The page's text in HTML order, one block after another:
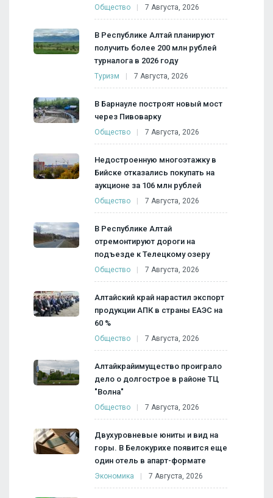
Общество 7 Августа, 2026
В Республике Алтай планируют
получить более 200 млн рублей
турналога в 2026 году
Туризм 7 Августа, 2026
В Барнауле построят новый мост
через Пивоварку
Общество 7 Августа, 2026
Недостроенную многоэтажку в
Бийске отказались покупать на
аукционе за 106 млн рублей
Общество 7 Августа, 2026
В Республике Алтай
отремонтируют дороги на
подъезде к Телецкому озеру
Общество 7 Августа, 2026
Алтайский край нарастил экспорт
продукции АПК в страны ЕАЭС на
60 %
Общество 7 Августа, 2026
Алтайкрайимущество проиграло
дело о долгострое в районе ТЦ
"Волна"
Общество 7 Августа, 2026
Двухуровневые юниты и вид на
горы. В Белокурихе появится еще
один отель в апарт-формате
Экономика 7 Августа, 2026